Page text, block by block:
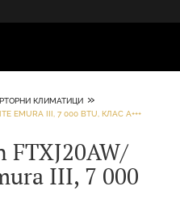
КЛИМАТИЦИ »
EMURA III, 7 000 BTU, КЛАС А+++
III, 7 000